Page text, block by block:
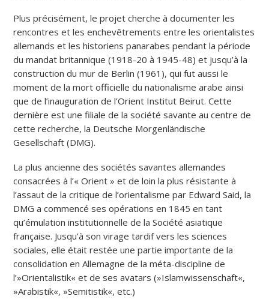
Plus précisément, le projet cherche à documenter les
rencontres et les enchevêtrements entre les orientalistes
allemands et les historiens panarabes pendant la période
du mandat britannique (1918-20 à 1945-48) et jusqu’à la
construction du mur de Berlin (1961), qui fut aussi le
moment de la mort officielle du nationalisme arabe ainsi
que de l’inauguration de l’Orient Institut Beirut. Cette
dernière est une filiale de la société savante au centre de
cette recherche, la Deutsche Morgenländische
Gesellschaft (DMG).
La plus ancienne des sociétés savantes allemandes
consacrées à l’« Orient » et de loin la plus résistante à
l’assaut de la critique de l’orientalisme par Edward Said, la
DMG a commencé ses opérations en 1845 en tant
qu’émulation institutionnelle de la Société asiatique
française. Jusqu’à son virage tardif vers les sciences
sociales, elle était restée une partie importante de la
consolidation en Allemagne de la méta-discipline de
l’»Orientalistik« et de ses avatars (»Islamwissenschaft«,
»Arabistik«, »Semitistik«, etc.)